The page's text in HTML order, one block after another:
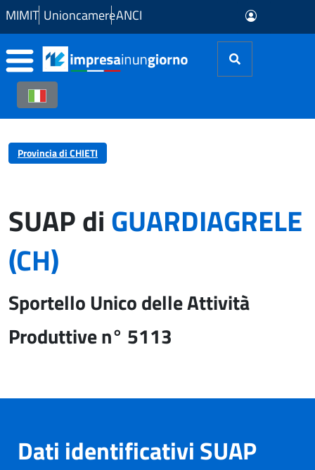
Skip to Main Content
MIMIT UnioncamereANCI
Provincia di CHIETI
SUAP diGUARDIAGRELE
(CH)
Sportello Unico delle Attività
Produttive n° 5113
Dati identificativi SUAP